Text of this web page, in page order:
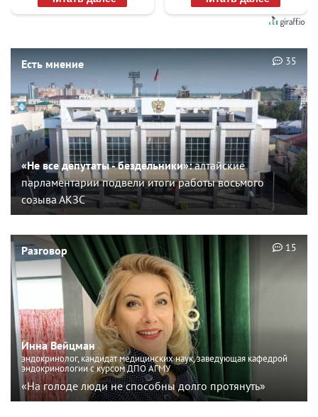
Есть мнение
«Не все депутаты - бездельники»:алтайские
парламентарии подвели итоги работы восьмого
созыва АКЗС
35
Разговор
Инна Вейцман
эндокринолог, кандидат медицинских наук, заведующая кафедрой
эндокринологии с курсом ДПО АГМУ
«На голоде люди не способны долго протянуть»
15